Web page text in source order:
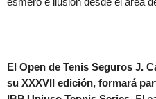
El Open de Tenis Seguros J.
su XXXVII edición, formará